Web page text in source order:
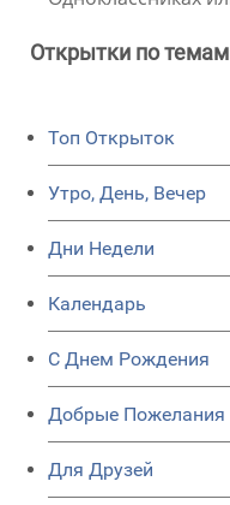
Открытки по
Топ Открыток
Утро, День, Вечер
Дни Недели
Календарь
C Днем Рождения
Добрые Пожелания
Для Друзей